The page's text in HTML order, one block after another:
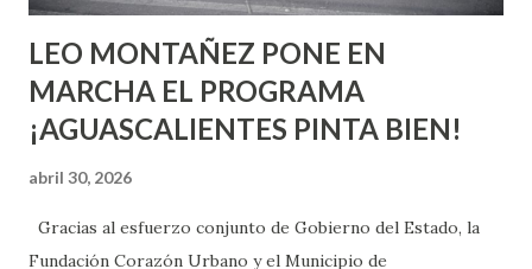
LEO MONTAÑEZ PONE EN
MARCHA EL PROGRAMA
¡AGUASCALIENTES PINTA BIEN!
abril 30, 2026
Gracias al esfuerzo conjunto de Gobierno del Estado, la
Fundación Corazón Urbano y el Municipio de